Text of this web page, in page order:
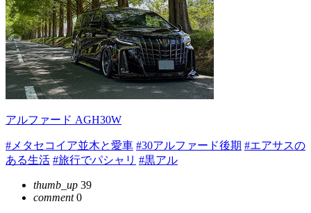
アルファード AGH30W
#メタセコイア並木と愛車 #30アルファード後期 #エアサスの
ある生活 #旅行でパシャリ #黒アル
thumb_up 39
comment0